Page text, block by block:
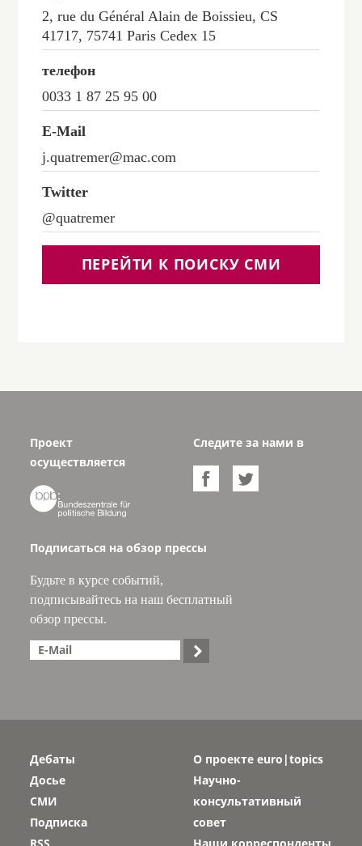
2, rue du Général Alain de Boissieu, CS
41717, 75741 Paris Cedex 15
телефон
0033 1 87 25 95 00
E-Mail
j.quatremer@mac.com
Twitter
@quatremer
ПЕРЕЙТИ К ПОИСКУ СМИ
Проект
осуществляется

Следите за нами в
 
Подписаться на обзор прессы
Будьте в курсе событий,
подписывайтесь на наш бесплатный
обзор прессы.

Дебаты
Досье
СМИ
Подписка
О проекте euro|topics
Научно-
консультативный
совет